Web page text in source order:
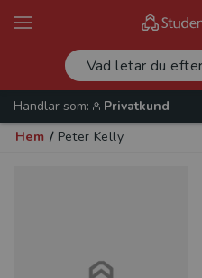
Handlar som:
Privatkund
Hem / Peter Kelly